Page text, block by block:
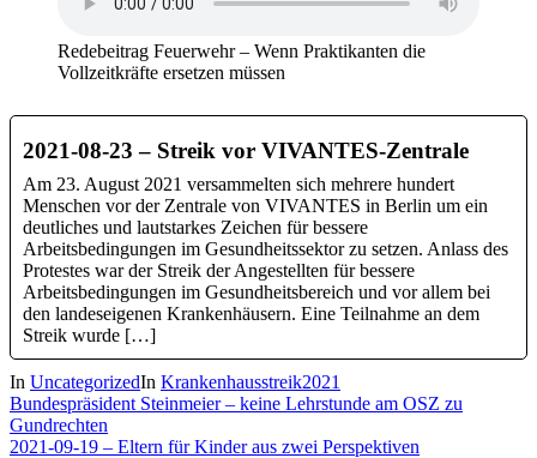
Redebeitrag Feuerwehr – Wenn Praktikanten die
Vollzeitkräfte ersetzen müssen
2021-08-23 – Streik vor VIVANTES-Zentrale
Am 23. August 2021 versammelten sich mehrere hundert
Menschen vor der Zentrale von VIVANTES in Berlin um ein
deutliches und lautstarkes Zeichen für bessere
Arbeitsbedingungen im Gesundheitssektor zu setzen. Anlass des
Protestes war der Streik der Angestellten für bessere
Arbeitsbedingungen im Gesundheitsbereich und vor allem bei
den landeseigenen Krankenhäusern. Eine Teilnahme an dem
Streik wurde […]
In UncategorizedIn Krankenhausstreik2021
Beitragsnavigation
Bundespräsident Steinmeier – keine Lehrstunde am OSZ zu
Gundrechten
2021-09-19 – Eltern für Kinder aus zwei Perspektiven